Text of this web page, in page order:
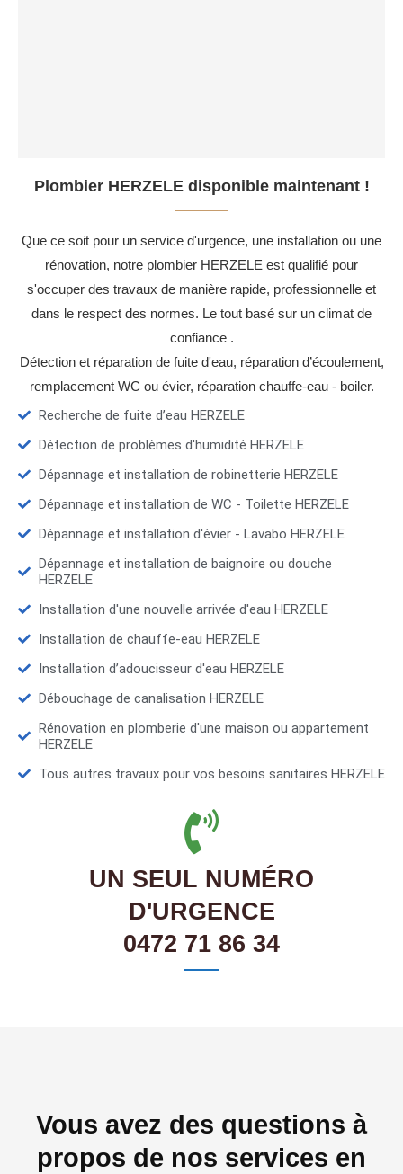
Plombier HERZELE disponible maintenant !
Que ce soit pour un service d'urgence, une installation ou une
rénovation, notre plombier HERZELE est qualifié pour
s'occuper des travaux de manière rapide, professionnelle et
dans le respect des normes. Le tout basé sur un climat de
confiance .
Détection et réparation de fuite d'eau, réparation d’écoulement,
remplacement WC ou évier, réparation chauffe-eau - boiler.
Recherche de fuite d’eau HERZELE
Détection de problèmes d'humidité HERZELE
Dépannage et installation de robinetterie HERZELE
Dépannage et installation de WC - Toilette HERZELE
Dépannage et installation d'évier - Lavabo HERZELE
Dépannage et installation de baignoire ou douche
HERZELE
Installation d'une nouvelle arrivée d'eau HERZELE
Installation de chauffe-eau HERZELE
Installation d’adoucisseur d'eau HERZELE
Débouchage de canalisation HERZELE
Rénovation en plomberie d'une maison ou appartement
HERZELE
Tous autres travaux pour vos besoins sanitaires HERZELE
UN SEUL NUMÉRO
D'URGENCE
0472 71 86 34
Vous avez des questions à
propos de nos services en